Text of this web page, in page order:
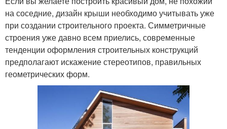
на соседние, дизайн крыши необходимо учитывать уже
при создании строительного проекта. Симметричные
строения уже давно всем приелись, современные
тенденции оформления строительных конструкций
предполагают искажение стереотипов, правильных
геометрических форм.